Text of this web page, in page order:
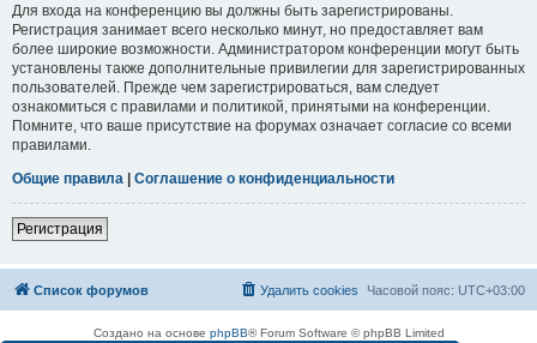
Для входа на конференцию вы должны быть зарегистрированы.
Регистрация занимает всего несколько минут, но предоставляет вам
более широкие возможности. Администратором конференции могут быть
установлены также дополнительные привилегии для зарегистрированных
пользователей. Прежде чем зарегистрироваться, вам следует
ознакомиться с правилами и политикой, принятыми на конференции.
Помните, что ваше присутствие на форумах означает согласие со всеми
правилами.
Общие правила | Соглашение о конфиденциальности
Регистрация
Список форумов Часовой пояс: UTC+03:00
Удалить cookies
Создано на основе phpBB® Forum Software © phpBB Limited